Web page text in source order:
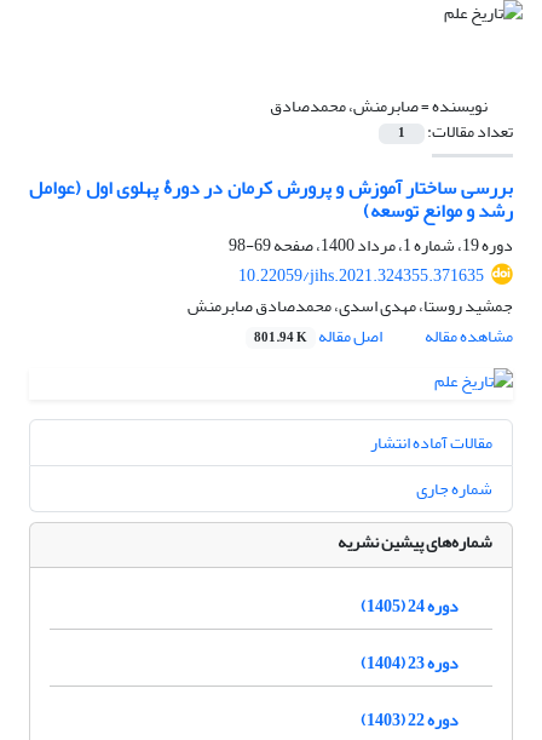
نویسنده =صابرمنش، محمدصادق
تعداد مقالات: 1
بررسی ساختار آموزش و پرورش کرمان در دورۀ پهلوی اول (عوامل
رشد و موانع توسعه)
دوره 19، شماره 1، مرداد 1400، صفحه
69-98
10.22059/jihs.2021.324355.371635
جمشید روستا، مهدی اسدی، محمدصادق صابرمنش
مشاهده مقاله
اصل مقاله 801.94 K
مقالات آماده انتشار
شماره جاری
شماره‌های پیشین نشریه
دوره 24 (1405)
دوره 23 (1404)
دوره 22 (1403)